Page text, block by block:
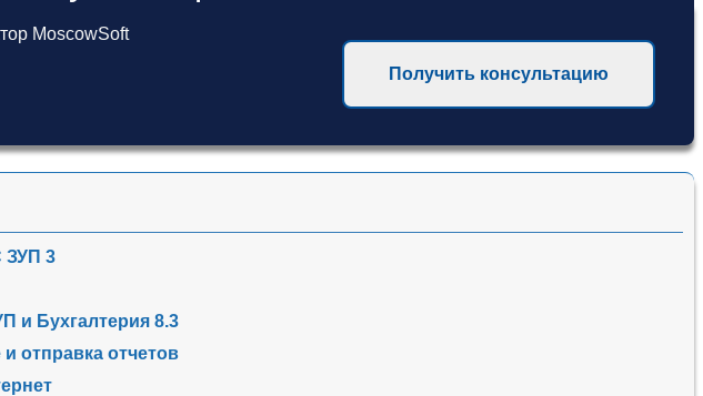
MoscowSoft
Получить консультацию
ЗУП 3
и Бухгалтерия 8.3
отправка отчетов